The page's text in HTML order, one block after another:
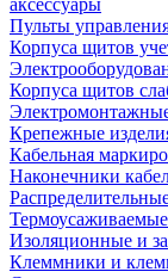
аксессуары
Пульты
Корпуса щитов
Корпуса щитов
Крепежные
Кабельная
Наконечники
Изоляционные и
Клеммники и